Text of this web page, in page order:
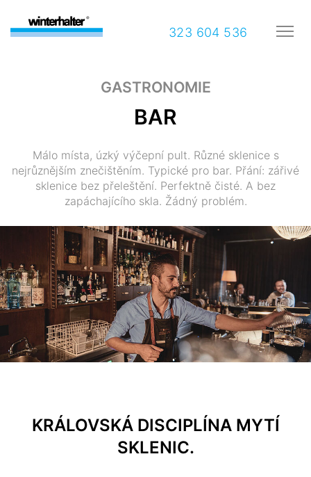
323 604 536
GASTRONOMIE
BAR
Málo místa, úzký výčepní pult. Různé sklenice s
nejrůznějším znečištěním. Typické pro bar. Přání: zářivé
sklenice bez přeleštění. Perfektně čisté. A bez
zapáchajícího skla. Žádný problém.
KRÁLOVSKÁ DISCIPLÍNA MYTÍ
SKLENIC.